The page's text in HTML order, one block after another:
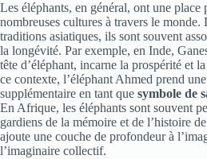
Les éléphants, en général, ont une place
nombreuses cultures à travers le monde.
traditions asiatiques, ils sont souvent
la longévité. Par exemple, en Inde,
tête d’éléphant, incarne la prospérité et
ce contexte, l’éléphant Ahmed prend
supplémentaire en tant que symbole de
En Afrique, les éléphants sont souvent
gardiens de la mémoire et de l’histoire
ajoute une couche de profondeur à
l’imaginaire collectif.